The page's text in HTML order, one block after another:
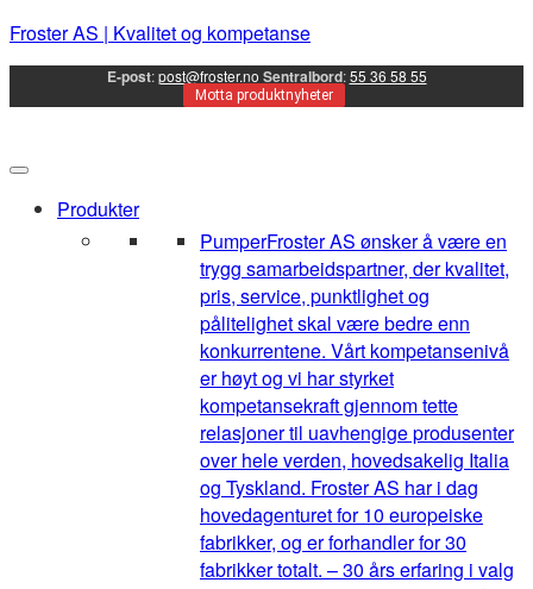
Froster AS | Kvalitet og kompetanse
E-post:post@froster.no Sentralbord:55 36 58 55
Motta produktnyheter
Produkter
PumperFroster AS ønsker å være en
trygg samarbeidspartner, der kvalitet,
pris, service, punktlighet og
pålitelighet skal være bedre enn
konkurrentene. Vårt kompetansenivå
er høyt og vi har styrket
kompetansekraft gjennom tette
relasjoner til uavhengige produsenter
over hele verden, hovedsakelig Italia
og Tyskland. Froster AS har i dag
hovedagenturet for 10 europeiske
fabrikker, og er forhandler for 30
fabrikker totalt. – 30 års erfaring i valg